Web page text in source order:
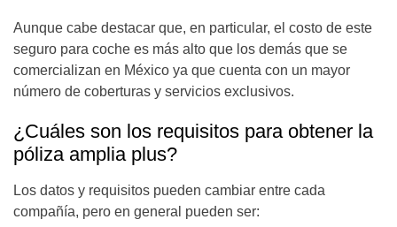
Aunque cabe destacar que, en particular, el costo de este
seguro para coche es más alto que los demás que se
comercializan en México ya que cuenta con un mayor
número de coberturas y servicios exclusivos.
¿Cuáles son los requisitos para obtener la
póliza amplia plus?
Los datos y requisitos pueden cambiar entre cada
compañía, pero en general pueden ser: